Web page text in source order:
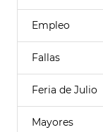
Empleo
Fallas
Feria de Julio
Mayores